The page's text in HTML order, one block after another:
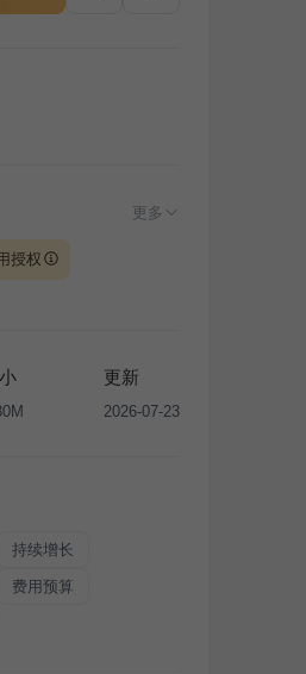
更多
授权
擅自转载和分发，否则
律责任。
更新
2026-07-23
持续增长
费用预算